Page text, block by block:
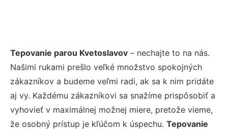
Tepovanie parou Kvetoslavov – nechajte to na nás.
Našimi rukami prešlo veľké množstvo spokojných
zákazníkov a budeme veľmi radi, ak sa k nim pridáte
aj vy. Každému zákazníkovi sa snažíme prispôsobiť a
vyhovieť v maximálnej možnej miere, pretože vieme,
že osobný prístup je kľúčom k úspechu. Tepovanie